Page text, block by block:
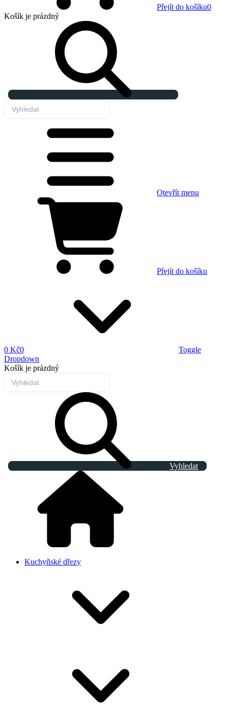
Přejít do košíku0
Košík je prázdný
Otevřít menu
Přejít do košíku
0 Kč0
Toggle
Dropdown
Košík je prázdný
Vyhledat
Kuchyňské dřezy